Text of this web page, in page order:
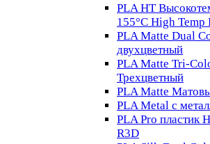
PLA HT
155°C High Temp
PLA Matte Dual
двухцветный
PLA Matte Tri-
Трехцветный
PLA Matte
PLA Metal с
PLA Pro пластик
R3D